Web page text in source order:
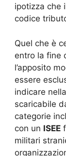
ipotizza che
codice
Quel che è
entro la fine
l’apposito
essere
indicare nella
scaricabile
categorie
con un ISEE
militari